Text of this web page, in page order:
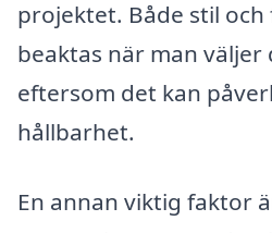
projektet. Både stil
beaktas när man väljer
eftersom det kan
hållbarhet.
En annan viktig faktor